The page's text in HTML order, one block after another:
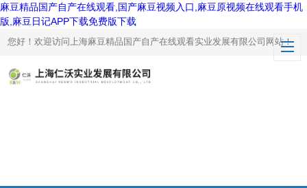
麻豆精品国产自产在线观看,国产麻豆视频入口,麻豆原视频在线观看手机
版,麻豆日记APP下载免费版下载
您好！欢迎访问上海麻豆精品国产自产在线观看实业发展有限公司网站！